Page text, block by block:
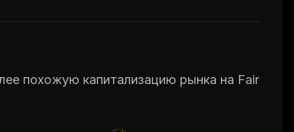
похожую капитализацию рынка на Fair